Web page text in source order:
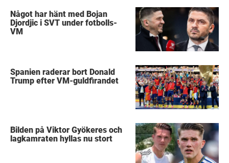
Något har hänt med Bojan
Djordjic i SVT under fotbolls-
VM
Spanien raderar bort Donald
Trump efter VM-guldfirandet
Bilden på Viktor Gyökeres och
lagkamraten hyllas nu stort